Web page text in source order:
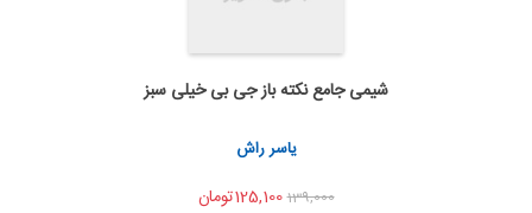
اضافه به سبد خرید
اشتراک گذاری
شیمی جامع نکته باز جی بی خیلی سبز
یاسر راش
139,000125,100تومان